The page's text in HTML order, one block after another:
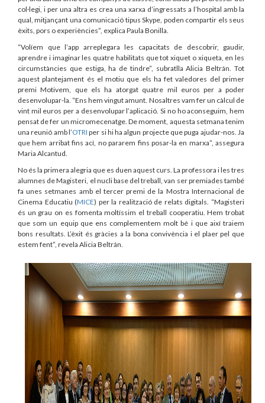
col·legi, i per una altra es crea una xarxa d’ingressats a l’hospital amb la
qual, mitjançant una comunicació tipus Skype, poden compartir els seus
èxits, pors o experiències”, explica Paula Bonilla.
“Volíem que l’app arreplegara les capacitats de descobrir, gaudir,
aprendre i imaginar les quatre habilitats que tot xiquet o xiqueta, en les
circumstàncies que estiga, ha de tindre”, subratlla Alicia Beltrán. Tot
aquest plantejament és el motiu que els ha fet valedores del primer
premi Motivem, que els ha atorgat quatre mil euros per a poder
desenvolupar-la. “Ens hem vingut amunt. Nosaltres vam fer un càlcul de
vint mil euros per a desenvolupar l’aplicació. Si no ho aconseguim, hem
pensat de fer un micromecenatge. De moment, aquesta setmana tenim
una reunió amb l’OTRI per si hi ha algun projecte que puga ajudar-nos. Ja
que hem arribat fins ací, no pararem fins posar-la en marxa”, assegura
Maria Alcantud.
No és la primera alegria que es duen aquest curs. La professora i les tres
alumnes de Magisteri, el nucli base del treball, van ser premiades també
fa unes setmanes amb el tercer premi de la Mostra Internacional de
Cinema Educatiu (MICE) per la realització de relats digitals. “Magisteri
és un grau on es fomenta moltíssim el treball cooperatiu. Hem trobat
que som un equip que ens complementem molt bé i que així traiem
bons resultats. L’èxit és gràcies a la bona convivència i el plaer pel que
estem fent”, revela Alicia Beltrán.